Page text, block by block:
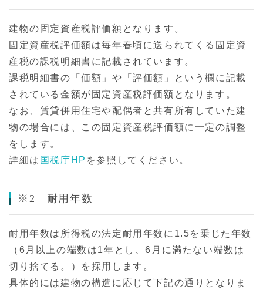
建物の固定資産税評価額となります。
固定資産税評価額は毎年春頃に送られてくる固定資
産税の課税明細書に記載されています。
課税明細書の「価額」や「評価額」という欄に記載
されている金額が固定資産税評価額となります。
なお、賃貸併用住宅や配偶者と共有所有していた建
物の場合には、この固定資産税評価額に一定の調整
をします。
詳細は 国税庁HP を参照してください。
※2 耐用年数
耐用年数は所得税の法定耐用年数に1.5を乗じた年数
（6月以上の端数は1年とし、6月に満たない端数は
切り捨てる。）を採用します。
具体的には建物の構造に応じて下記の通りとなりま